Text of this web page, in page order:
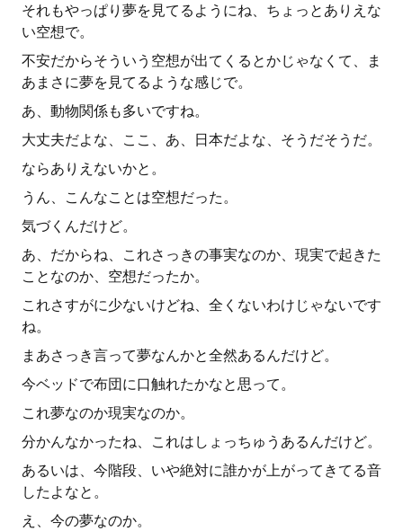
それもやっぱり夢を見てるようにね、ちょっとありえな
い空想で。
不安だからそういう空想が出てくるとかじゃなくて、ま
あまさに夢を見てるような感じで。
あ、動物関係も多いですね。
大丈夫だよな、ここ、あ、日本だよな、そうだそうだ。
ならありえないかと。
うん、こんなことは空想だった。
気づくんだけど。
あ、だからね、これさっきの事実なのか、現実で起きた
ことなのか、空想だったか。
これさすがに少ないけどね、全くないわけじゃないです
ね。
まあさっき言って夢なんかと全然あるんだけど。
今ベッドで布団に口触れたかなと思って。
これ夢なのか現実なのか。
分かんなかったね、これはしょっちゅうあるんだけど。
あるいは、今階段、いや絶対に誰かが上がってきてる音
したよなと。
え、今の夢なのか。